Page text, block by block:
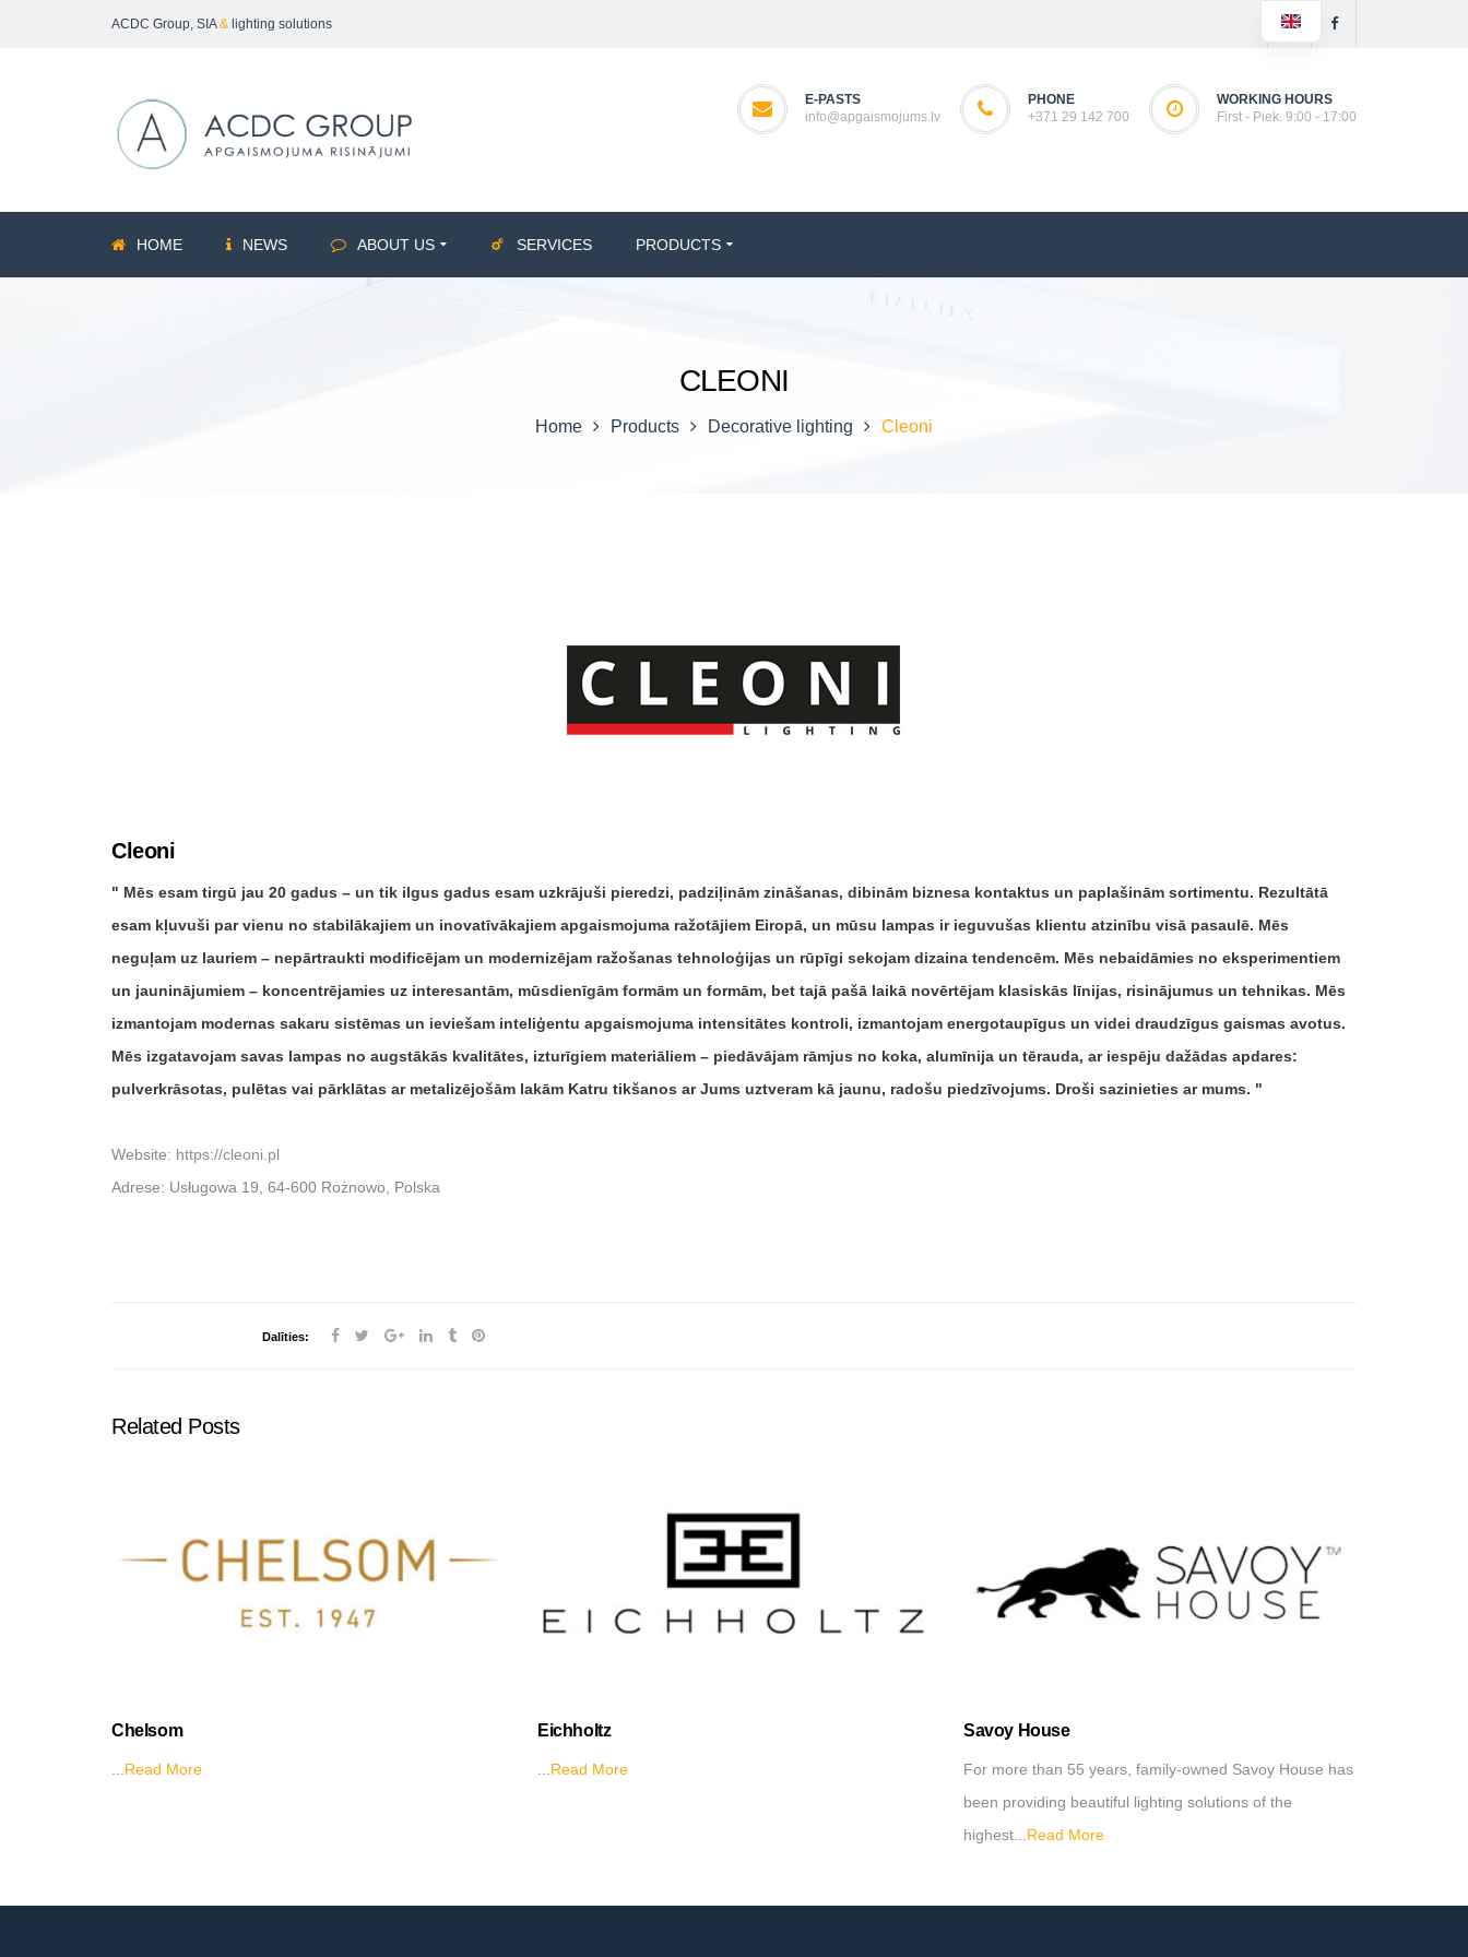
ACDC Group, SIA& lighting solutions
E-PASTS
info@apgaismojums.lv
PHONE
+371 29 142 700
WORKING HOURS
First - Piek. 9:00 - 17:00
HOME NEWS ABOUT US SERVICES PRODUCTS
CLEONI
Home Products Decorative lighting Cleoni
Cleoni
Mēs esam tirgū jau 20 gadus – un tik ilgus gadus esam uzkrājuši pieredzi, padziļinām zināšanas, dibinām biznesa kontaktus un paplašinām sortimentu. Rezultātā
esam kļuvuši par vienu no stabilākajiem un inovatīvākajiem apgaismojuma ražotājiem Eiropā, un mūsu lampas ir ieguvušas klientu atzinību visā pasaulē. Mēs
neguļam uz lauriem – nepārtraukti modificējam un modernizējam ražošanas tehnoloģijas un rūpīgi sekojam dizaina tendencēm. Mēs nebaidāmies no eksperimentiem
un jauninājumiem – koncentrējamies uz interesantām, mūsdienīgām formām un formām, bet tajā pašā laikā novērtējam klasiskās līnijas, risinājumus un tehnikas. Mēs
izmantojam modernas sakaru sistēmas un ieviešam inteliģentu apgaismojuma intensitātes kontroli, izmantojam energotaupīgus un videi draudzīgus gaismas avotus.
Mēs izgatavojam savas lampas no augstākās kvalitātes, izturīgiem materiāliem – piedāvājam rāmjus no koka, alumīnija un tērauda, ​​ar iespēju dažādas apdares:
pulverkrāsotas, pulētas vai pārklātas ar metalizējošām lakām Katru tikšanos ar Jums uztveram kā jaunu, radošu piedzīvojums. Droši sazinieties ar mums.
Website: https://cleoni.pl
Adrese: Usługowa 19, 64-600 Rożnowo, Polska
Dalīties:
Related Posts
Chelsom
Read More
Eichholtz
Read More
Savoy House
For more than 55 years, family-owned Savoy House has
been providing beautiful lighting solutions of the
highest... Read More